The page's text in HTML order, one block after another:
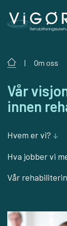
| Om oss
Vår
innen
Hvem er vi?
Hva jobber vi
Vår